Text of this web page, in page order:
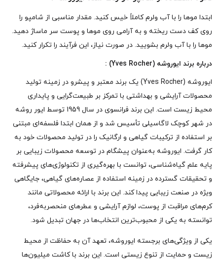
ابتدا موها را با آب ولرم کاملاً خیس کنید. مقدار مناسبی از شامپو را
روی کف دست ریخته و به‌ آرامی روی موها و پوست سر ماساژ دهید.
موها را با آب ولرم بشویید. در صورت نیاز، این فرآیند را تکرار کنید.
درباره برند ایوروشه (Yves Rocher) :
ایوروشه (Yves Rocher) یک برند معتبر و پیشرو در زمینه تولید
محصولات آرایشی و بهداشتی با تمرکز بر طبیعت‌گرایی و پایداری
محیط زیست است. این برند فرانسوی در سال 1959 توسط ایور روشه
در شهر کوچک لاگاسیلی تأسیس شد و از همان ابتدا فلسفه‌ای مبتنی
بر استفاده از ترکیبات گیاهی و ارگانیک را در تولید محصولات خود به
کار گرفت. ایوروشه به‌عنوان پیشگام در توسعه محصولات زیبایی بر
پایه علم گیاه‌شناسی، توانست با بهره‌گیری از تکنولوژی‌های پیشرفته
و تحقیقات گسترده در زمینه استفاده از عصاره‌های گیاهی، جایگاهی
ویژه در صنعت زیبایی پیدا کند. این برند با ارائه محصولاتی مانند
کرم‌های مراقبت از پوست، لوازم آرایشی و عطرهای منحصربه‌فرد،
توانسته به یکی از محبوب‌ترین انتخاب‌ها در جهان تبدیل شود.
یکی از ویژگی‌های برجسته ایوروشه، تعهد آن به حفاظت از محیط
زیست و حمایت از تنوع زیستی است. این برند با کاشت میلیون‌ها